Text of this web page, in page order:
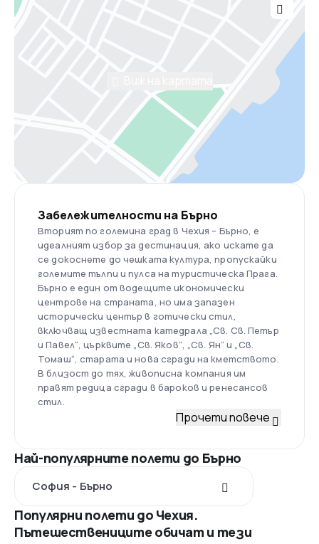
Забележителности на Бърно
Вторият по големина град в Чехия – Бърно, е
идеалният избор за дестинация, ако искате да
се докоснете до чешката култура, пропускайки
големите тълпи и пулса на туристическа Прага.
Бърно е един от водещите икономически
центрове на страната, но има запазен
исторически център в готически стил,
включващ известната катедрала „Св. Св. Петър
и Павел“, църквите „Св. Яков“, „Св. Ян“ и „Св.
Томаш“, старата и нова сгради на кметството.
В близост до тях, живописна компания им
правят редица сгради в бароков и ренесансов
стил.
Прочети повече
Най-популярните полети до Бърно
София - Бърно
Популярни полети до Чехия.
Пътешествениците обичат и тези